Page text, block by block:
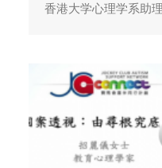
香港大学心理学系助